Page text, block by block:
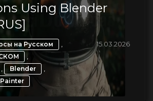
Using Blender
на Русском ,
,
, Blender ,
15.03.2026